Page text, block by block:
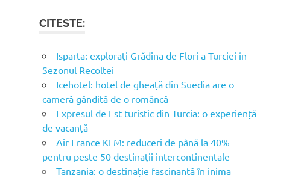
CITESTE:
Isparta: explorați Grădina de Flori a Turciei în
Sezonul Recoltei
Icehotel: hotel de gheață din Suedia are o
cameră gândită de o româncă
Expresul de Est turistic din Turcia: o experiență
de vacanță
Air France KLM: reduceri de până la 40%
pentru peste 50 destinații intercontinentale
Tanzania: o destinație fascinantă în inima